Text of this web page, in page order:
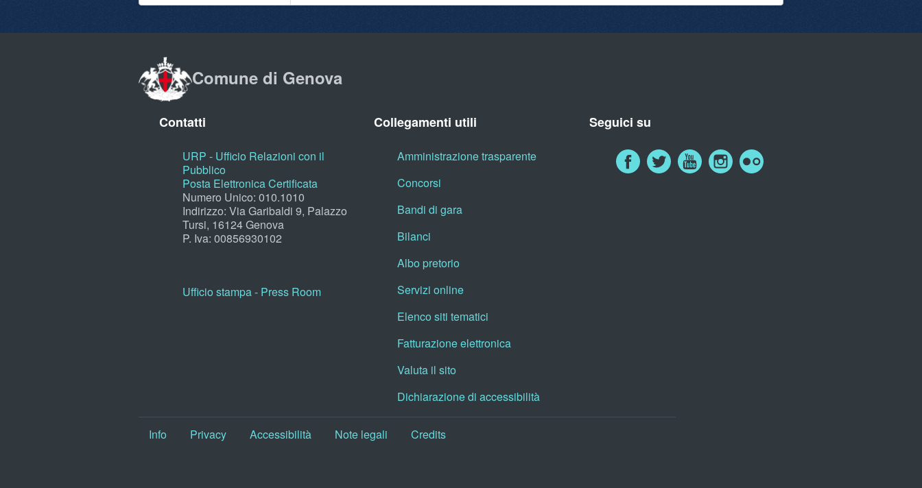
Comune di Genova
Contatti
URP - Ufficio Relazioni con il
Pubblico
Posta Elettronica Certificata
Numero Unico: 010.1010
Indirizzo: Via Garibaldi 9, Palazzo
Tursi, 16124 Genova
P. Iva: 00856930102
Ufficio stampa - Press Room
Collegamenti utili
Amministrazione trasparente
Concorsi
Bandi di gara
Bilanci
Albo pretorio
Servizi online
Elenco siti tematici
Fatturazione elettronica
Valuta il sito
Dichiarazione di accessibilità
Seguici su
Info Privacy Accessibilità Note legali Credits